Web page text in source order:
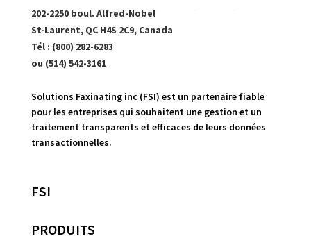
202-2250 boul. Alfred-Nobel
St-Laurent, QC H4S 2C9, Canada
Tél : (800) 282-6283
ou (514) 542-3161
Solutions Faxinating inc (FSI) est un partenaire fiable
pour les entreprises qui souhaitent une gestion et un
traitement transparents et efficaces de leurs données
transactionnelles.
FSI
PRODUITS